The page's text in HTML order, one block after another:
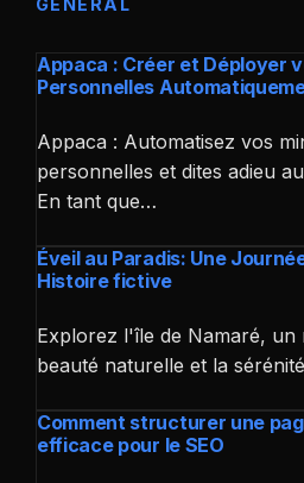
GENERAL
Appaca : Créer et Déployer
Personnelles
Appaca : Automatisez vos
personnelles et dites adieu
En tant que…
Éveil au Paradis: Une
Histoire fictive
Explorez l'île de Namaré,
beauté naturelle et la
Comment structurer une
efficace pour le SEO